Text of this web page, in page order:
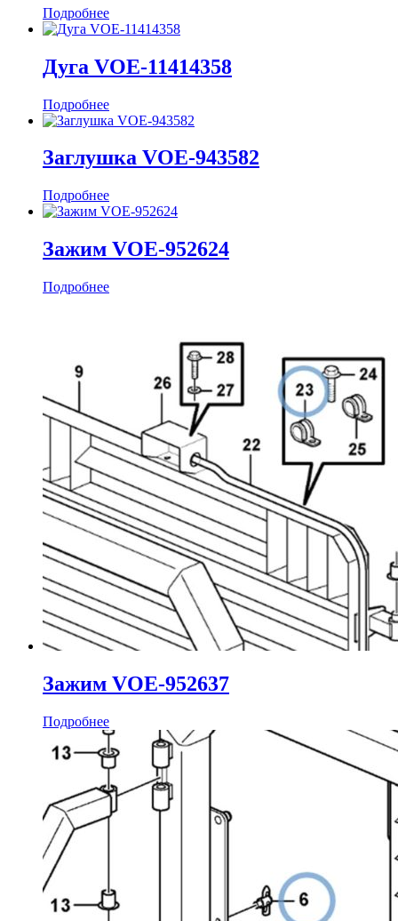
Подробнее
Дуга VOE-11414358
Подробнее
Заглушка VOE-943582
Подробнее
Зажим VOE-952624
Подробнее
Зажим VOE-952637
Подробнее